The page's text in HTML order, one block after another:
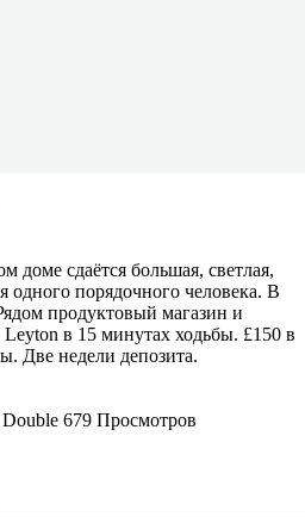
доме сдаётся большая, светлая,
одного порядочного человека. В
продуктовый магазин и
Leyton в 15 минутах ходьбы. £150 в
Две недели депозита.
679 Просмотров